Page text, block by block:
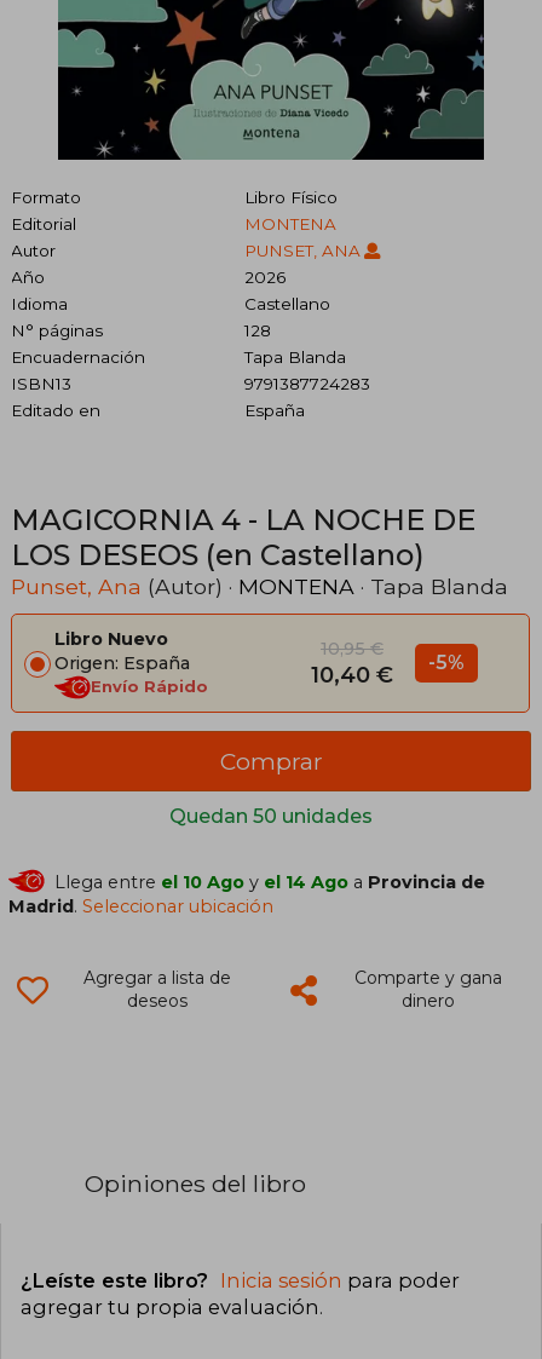
Formato
Libro Físico
Editorial
MONTENA
Autor
PUNSET, ANA
Año
2026
Idioma
Castellano
N° páginas
128
Encuadernación
Tapa Blanda
ISBN13
9791387724283
Editado en
España
MAGICORNIA 4 - LA NOCHE DE
LOS DESEOS (en Castellano)
Punset, Ana (Autor) · MONTENA · Tapa Blanda
Libro Nuevo
Origen: España
Envío Rápido
10,95 €
10,40 € -5%
Quedan 50 unidades
Comprar
Llega entre el 10 Ago y el 14 Ago a Provincia de
Madrid.Seleccionar ubicación
Agregar a lista de
deseos
Comparte y gana
dinero
Opiniones del libro
¿Leíste este libro? Inicia sesión para poder
agregar tu propia evaluación.